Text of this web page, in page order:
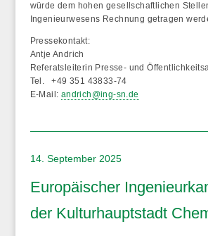
würde dem hohen gesellschaftlichen
Ingenieurwesens Rechnung getragen
Pressekontakt:
Antje Andrich
Referatsleiterin Presse- und
Tel. +49 351 43833-74
E-Mail: andrich@ing-sn.de
14. September 2025
Europäischer
der Kulturhauptstadt